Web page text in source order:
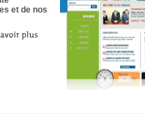
et de nos